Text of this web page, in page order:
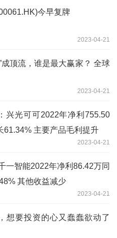
今早复牌
2023-04-21
成顶流，谁是最大赢家？ 全球
2023-04-21
兴光可可2022年净利755.50
61.34% 主要产品毛利提升
2023-04-21
一智能2022年净利86.42万同
其他收益减少
2023-04-21
想要投资的心又蠢蠢欲动了